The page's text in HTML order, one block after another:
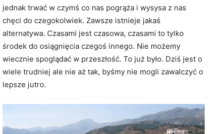
jednak trwać w czymś co nas pogrąża i wysysa z nas
chęci do czegokolwiek. Zawsze istnieje jakaś
alternatywa. Czasami jest czasowa, czasami to tylko
środek do osiągnięcia czegoś innego. Nie możemy
wiecznie spoglądać w przeszłość. To już było. Dziś jest o
wiele trudniej ale nie aż tak, byśmy nie mogli zawalczyć o
lepsze jutro.